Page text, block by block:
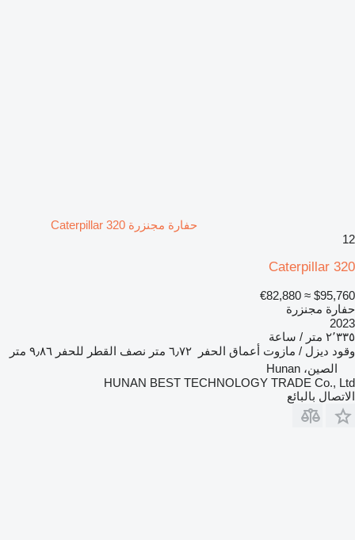
حفارة مجنزرة Caterpillar 320
12
Caterpillar 320
$95,760
≈ €82,880
حفارة مجنزرة
2023
٢٬٣٣٥ متر / ساعة
وقود ديزل / مازوت أعماق الحفر ٦٫٧٢ متر نصف القطر للحفر ٩٫٨٦ متر
الصين، Hunan
HUNAN BEST TECHNOLOGY TRADE Co., Ltd
الاتصال بالبائع